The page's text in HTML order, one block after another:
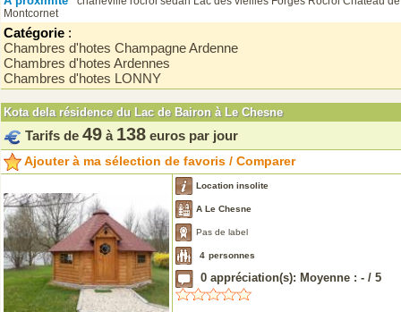
Montcornet
Catégorie :
Chambres d'hotes Champagne Ardenne
Chambres d'hotes Ardennes
Chambres d'hotes LONNY
Kota dela résidence du Lac de Bairon à Le Chesne
Tarifs de 49 à 138 euros par jour
Ajouter à ma sélection de favoris / Comparer
Location insolite
A Le Chesne
Pas de label
4 personnes
0 appréciation(s): Moyenne : - / 5